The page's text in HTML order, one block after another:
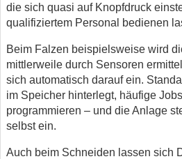
die sich quasi auf Knopfdruck
qualifiziertem Personal bedienen
Beim Falzen beispielsweise wird
mittlerweile durch Sensoren
sich automatisch darauf ein.
im Speicher hinterlegt, häufige
programmieren – und die Anlage
selbst ein.
Auch beim Schneiden lassen sich